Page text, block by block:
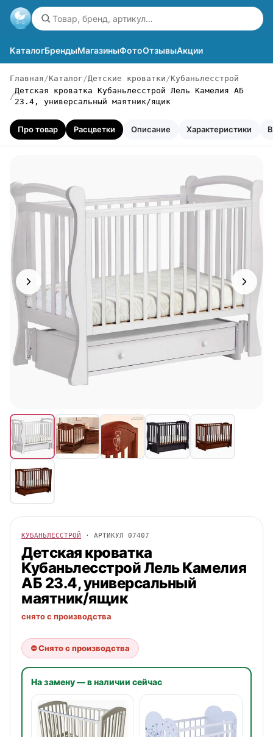
КаталогБрендыМагазиныФотоОтзывыАкции
Главная Каталог Детские кроватки
Кубаньлесстрой
Детская кроватка Кубаньлесстрой Лель Камелия АБ
23.4, универсальный маятник/ящик
Про товар Расцветки Описание Характеристики
КУБАНЬЛЕССТРОЙ · АРТИКУЛ 07407
Детская кроватка
КубаньлесстройЛель Камелия
АБ 23.4, универсальный
маятник/ящик
снято с производства
⛔ Снято с производства
На замену — в наличии сейчас